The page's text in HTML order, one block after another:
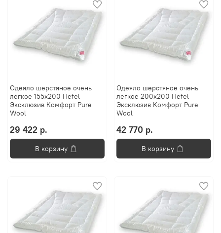
Одеяло шерстяное очень
легкое 155х200 Hefel
Эксклюзив Комфорт Pure
Wool
29 422 р.
В корзину
Одеяло шерстяное очень
легкое 200х200 Hefel
Эксклюзив Комфорт Pure
Wool
42 770 р.
В корзину